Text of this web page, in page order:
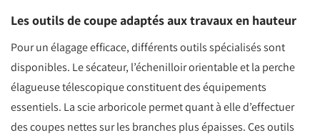
Les outils de coupe adaptés aux travaux en hauteur
Pour un élagage efficace, différents outils spécialisés sont
disponibles. Le sécateur, l’échenilloir orientable et la perche
élagueuse télescopique constituent des équipements
essentiels. La scie arboricole permet quant à elle d’effectuer
des coupes nettes sur les branches plus épaisses. Ces outils